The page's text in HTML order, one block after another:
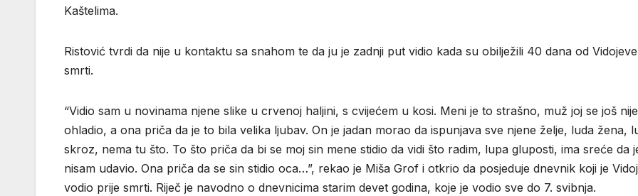
Kaštelima.
Ristović tvrdi da nije u kontaktu sa snahom te da ju je zadnji put vidio kada su obilježili 40 dana od Vidojeve
smrti.
“Vidio sam u novinama njene slike u crvenoj haljini, s cvijećem u kosi. Meni je to strašno, muž joj se još
ohladio, a ona priča da je to bila velika ljubav. On je jadan morao da ispunjava sve njene želje, luda žena,
skroz, nema tu što. To što priča da bi se moj sin mene stidio da vidi što radim, lupa gluposti, ima sreće da
nisam udavio. Ona priča da se sin stidio oca…”, rekao je Miša Grof i otkrio da posjeduje dnevnik koji je
vodio prije smrti. Riječ je navodno o dnevnicima starim devet godina, koje je vodio sve do 7. svibnja.